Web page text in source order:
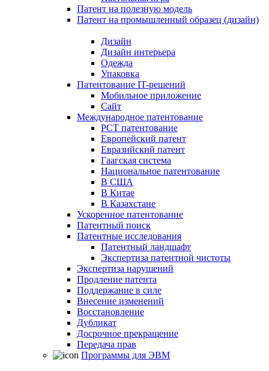
Патент на полезную модель
Патент на промышленный образец (дизайн)
Дизайн
Дизайн интерьера
Одежда
Упаковка
Патентование IT-решений
Мобильное приложение
Сайт
Международное патентование
PCT патентование
Европейский патент
Евразийский патент
Гаагская система
Национальное патентование
В США
В Китае
В Казахстане
Ускоренное патентование
Патентный поиск
Патентные исследования
Патентный ландшафт
Экспертиза патентной чистоты
Экспертиза нарушений
Продление патента
Поддержание в силе
Внесение изменений
Восстановление
Дубликат
Досрочное прекращение
Передача прав
Программы для ЭВМ